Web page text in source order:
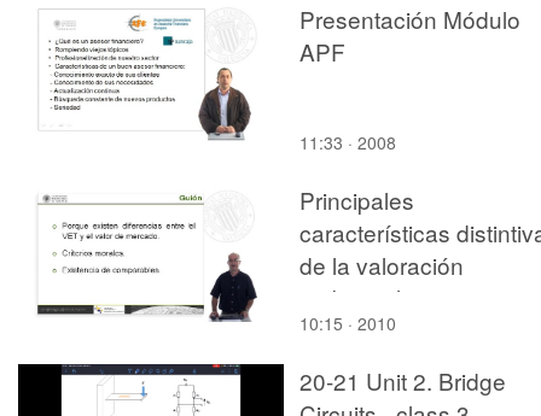
Presentación Módulo
APF
11:33 · 2008
Principales
características
de la valoración
ambiental
10:15 · 2010
20-21 Unit 2. Bridge